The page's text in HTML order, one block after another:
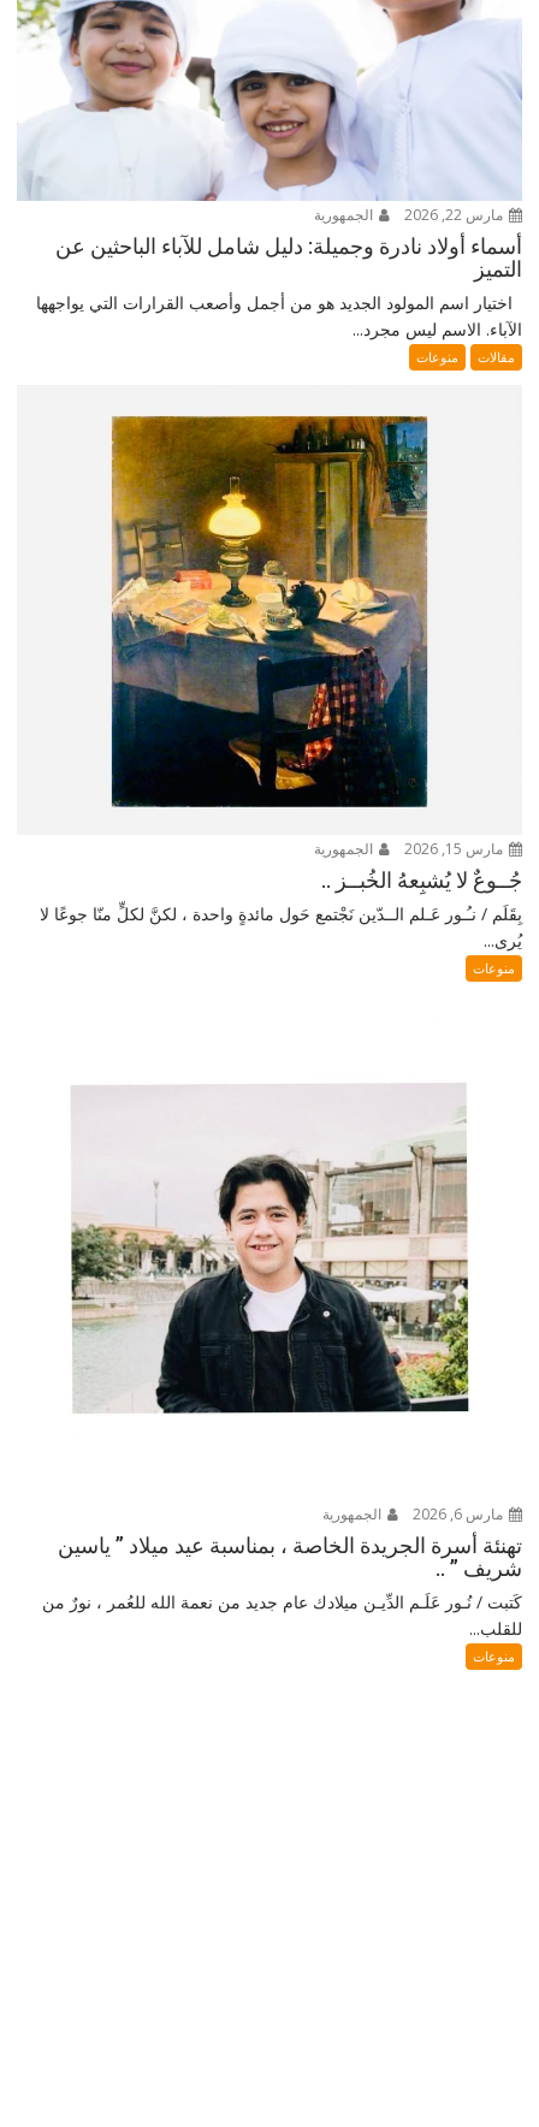
مارس 22, 2026 الجمهورية
أسماء أولاد نادرة وجميلة: دليل شامل للآباء الباحثين عن
التميز
اختيار اسم المولود الجديد هو من أجمل وأصعب القرارات التي يواجهها
الآباء. الاسم ليس مجرد...
مقالات منوعات
مارس 15, 2026 الجمهورية
جُــوعٌ لا يُشبِعهُ الخُبــز ..
بِقَلَم / نـُـور عَـلم الــدّين نَجْتمع حَول مائدةٍ واحدة ، لكنَّ لكلٍّ منّا جوعًا لا
يُرى...
منوعات
مارس 6, 2026 الجمهورية
تهنئة أسرة الجريدة الخاصة ، بمناسبة عيد ميلاد ” ياسين
شريف ” ..
كَتبت / نُـور عَلَـم الدِّيـن ميلادك عام جديد من نعمة الله للعُمر ، نورٌ من
للقلب...
منوعات